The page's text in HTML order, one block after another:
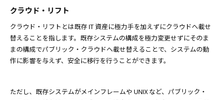
クラウド・リフト
クラウド・リフトとは既存 IT 資産に極力手を加えずにクラウドへ載せ
替えることを指します。既存システムの構成を極力変更せずにそのま
まの構成でパブリック・クラウドへ載せ替えることで、システムの動
作に影響を与えず、安全に移行を行うことができます。
ただし、既存システムがメインフレームや UNIX など、パブリック・